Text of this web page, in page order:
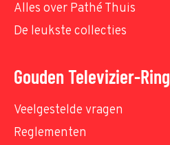
Alles over Pathé Thuis
De leukste collecties
Gouden Televizier-Ring
Veelgestelde vragen
Reglementen